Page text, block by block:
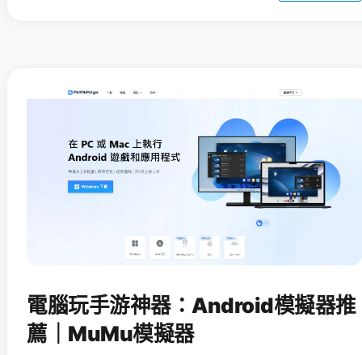
電腦玩手游神器：Android模擬器推
薦｜MuMu模擬器